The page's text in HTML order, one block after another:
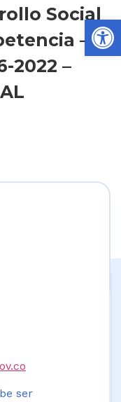
Social
–
2022 –
ser